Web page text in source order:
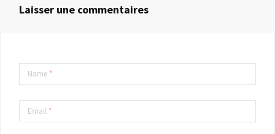
Laisser une commentaires
Name *
Email *